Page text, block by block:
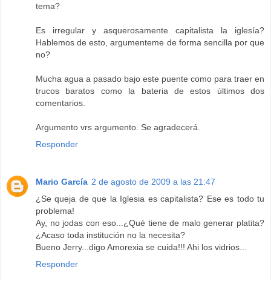
tema?
Es irregular y asquerosamente capitalista la iglesía?
Hablemos de esto, argumenteme de forma sencilla por que
no?
Mucha agua a pasado bajo este puente como para traer en
trucos baratos como la bateria de estos últimos dos
comentarios.
Argumento vrs argumento. Se agradecerá.
Responder
Mario García 2 de agosto de 2009 a las 21:47
¿Se queja de que la Iglesia es capitalista? Ese es todo tu
problema!
Ay, no jodas con eso...¿Qué tiene de malo generar platita?
¿Acaso toda institución no la necesita?
Bueno Jerry...digo Amorexia se cuida!!! Ahi los vidrios...
Responder